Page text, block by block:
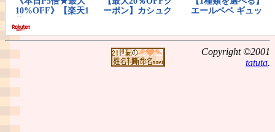
Copyright ©2001
tatuta.